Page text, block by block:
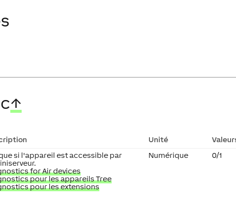
↑
Unité
si l'appareil est accessible par
for Air devices
pour les appareils Tree
pour les extensions
Numérique 0/1